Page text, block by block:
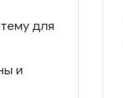
для
и